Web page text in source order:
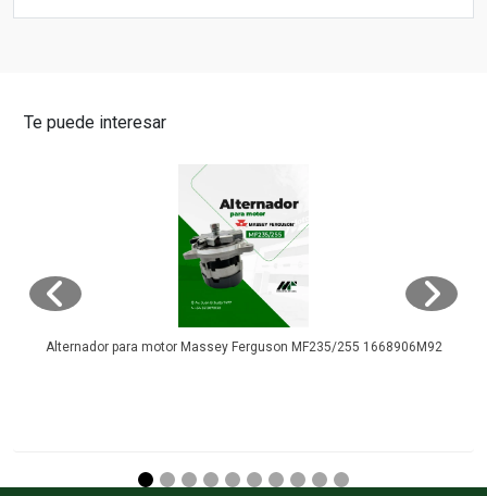
Te puede interesar
Alternador para motor Massey Ferguson MF235/255 1668906M92